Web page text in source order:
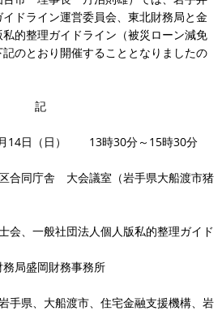
ドライン運営委員会、東北財務局と金
的整理ガイドライン（被災ローン減免
のとおり開催することとなりましたの
記
日（日） 13時30分～15時30分
同庁舎 大会議室（岩手県大船渡市猪
一般社団法人個人版私的整理ガイド
財務事務所
、大船渡市、住宅金融支援機構、岩